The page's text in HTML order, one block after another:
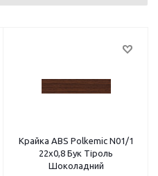
Крайка ABS Polkemic N01/1
22х0,8 Бук Тіроль
Шоколадний